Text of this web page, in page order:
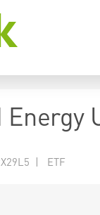
| ETF